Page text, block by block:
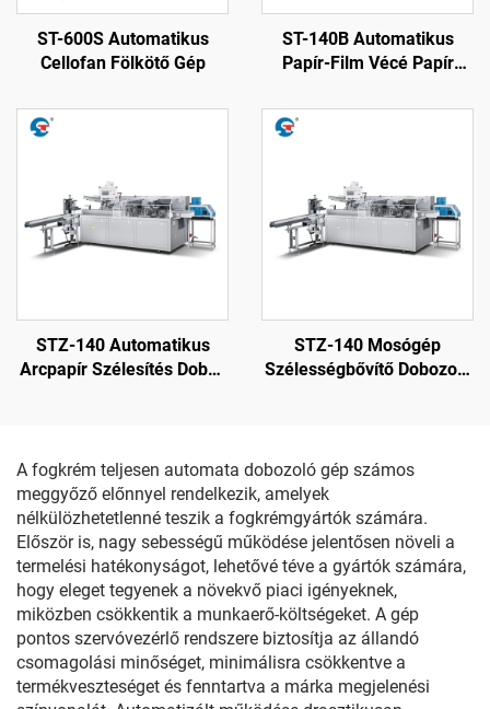
ST-600S Automatikus
Cellofan Fölkötő Gép
ST-140B Automatikus
Papír-Film Vécé Papír
STZ-140 Automatikus
Arcpapír Szélesítés Doboz
STZ-140 Mosógép
Szélességbővítő Dobozoló
A fogkrém teljesen automata dobozoló gép számos
meggyőző előnnyel rendelkezik, amelyek
nélkülözhetetlenné teszik a fogkrémgyártók számára.
Először is, nagy sebességű működése jelentősen növeli a
termelési hatékonyságot, lehetővé téve a gyártók számára,
hogy eleget tegyenek a növekvő piaci igényeknek,
miközben csökkentik a munkaerő-költségeket. A gép
pontos szervóvezérlő rendszere biztosítja az állandó
csomagolási minőséget, minimálisra csökkentve a
termékveszteséget és fenntartva a márka megjelenési